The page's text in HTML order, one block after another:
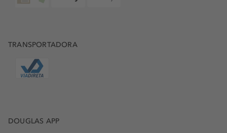
TRANSPORTADORA
DOUGLAS APP